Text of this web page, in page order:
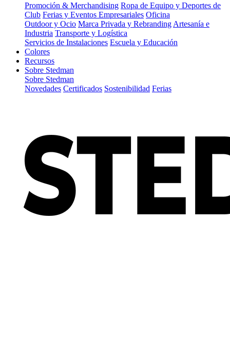
Promoción & Merchandising Ropa de Equipo y Deportes de
Club Ferias y Eventos Empresariales Oficina
Outdoor y Ocio Marca Privada y Rebranding Artesanía e
Industria Transporte y Logística
Servicios de Instalaciones Escuela y Educación
Colores
Recursos
Sobre Stedman
Sobre Stedman
Novedades Certificados Sostenibilidad Ferias